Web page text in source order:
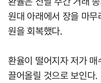
원대 아래에서 장을 마
원을 회복했다.
환율이 떨어지자 저가
끌어올릴 것으로 보인다.